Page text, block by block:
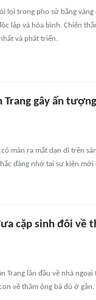
lọi trong pho sử bằng
lập và hòa bình. Chiến
và phát triển.
Trang gây ấn
màn ra mắt dạn dĩ trên
đáng nhớ tại sự kiện mới
cặp sinh đôi về
Trang lần đầu về nhà
về thăm ông bà dù ở gần.